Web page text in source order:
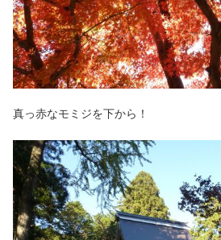
真っ赤なモミジを下から！